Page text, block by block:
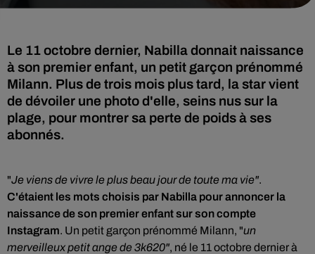
Le 11 octobre dernier, Nabilla donnait naissance
à son premier enfant, un petit garçon prénommé
Milann. Plus de trois mois plus tard, la star vient
de dévoiler une photo d'elle, seins nus sur la
plage, pour montrer sa perte de poids à ses
abonnés.
"Je viens de vivre le plus beau jour de toute ma vie".
C'étaient les mots choisis par Nabilla pour annoncer la
naissance de son premier enfant sur son compte
Instagram. Un petit garçon prénommé Milann, "un
merveilleux petit ange de 3k620", né le 11 octobre dernier à